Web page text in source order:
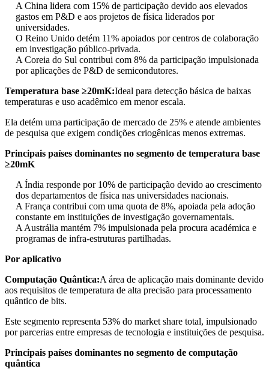
A China lidera com 15% de participação devido aos elevados
gastos em P&D e aos projetos de física liderados por
universidades.
O Reino Unido detém 11% apoiados por centros de colaboração
em investigação público-privada.
A Coreia do Sul contribui com 8% da participação impulsionada
por aplicações de P&D de semicondutores.
Temperatura base ≥20mK:Ideal para detecção básica de baixas
temperaturas e uso acadêmico em menor escala.
Ela detém uma participação de mercado de 25% e atende ambientes
de pesquisa que exigem condições criogênicas menos extremas.
Principais países dominantes no segmento de temperatura base
≥20mK
A Índia responde por 10% de participação devido ao crescimento
dos departamentos de física nas universidades nacionais.
A França contribui com uma quota de 8%, apoiada pela adoção
constante em instituições de investigação governamentais.
A Austrália mantém 7% impulsionada pela procura académica e
programas de infra-estruturas partilhadas.
Por aplicativo
Computação Quântica:A área de aplicação mais dominante devido
aos requisitos de temperatura de alta precisão para processamento
quântico de bits.
Este segmento representa 53% do market share total, impulsionado
por parcerias entre empresas de tecnologia e instituições de pesquisa.
Principais países dominantes no segmento de computação
quântica